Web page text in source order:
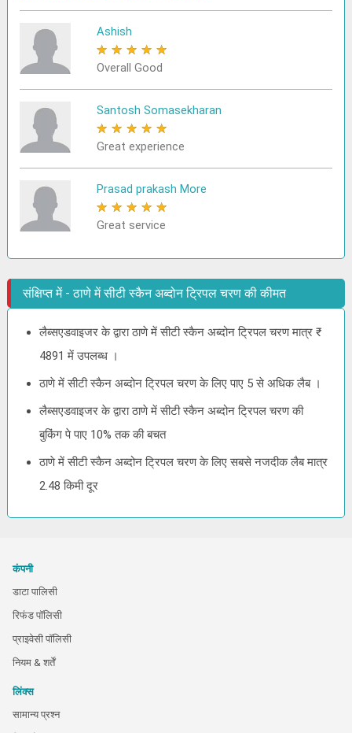
Ashish
★ ★ ★ ★ ★
Overall Good
Santosh Somasekharan
★ ★ ★ ★ ★
Great experience
Prasad prakash More
★ ★ ★ ★ ★
Great service
संक्षिप्त में - ठाणे में सीटी स्कैन अब्दोन ट्रिपल चरण की कीमत
लैब्सएडवाइजर के द्वारा ठाणे में सीटी स्कैन अब्दोन ट्रिपल चरण मात्र ₹
4891 में उपलब्ध ।
ठाणे में सीटी स्कैन अब्दोन ट्रिपल चरण के लिए पाए 5 से अधिक लैब ।
लैब्सएडवाइजर के द्वारा ठाणे में सीटी स्कैन अब्दोन ट्रिपल चरण की
बुकिंग पे पाए 10% तक की बचत
ठाणे में सीटी स्कैन अब्दोन ट्रिपल चरण के लिए सबसे नजदीक लैब मात्र
2.48 किमी दूर
कंपनी
डाटा पालिसी
रिफंड पॉलिसी
प्राइवेसी पॉलिसी
नियम & शर्तें
लिंक्स
सामान्य प्रश्न